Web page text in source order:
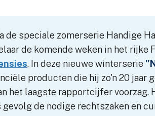
de speciale zomerserie Handige
de komende weken in het rijke
. In deze nieuwe winterserie
producten die hij zo'n 20 jaar
het laagste rapportcijfer voorzag.
de nodige rechtszaken en